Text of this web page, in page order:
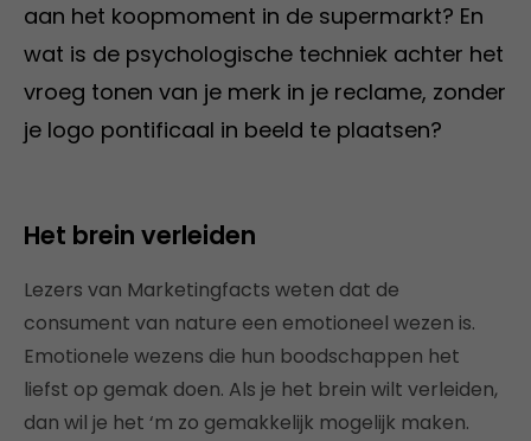
aan het koopmoment in de supermarkt? En
wat is de psychologische techniek achter het
vroeg tonen van je merk in je reclame, zonder
je logo pontificaal in beeld te plaatsen?
Het brein verleiden
Lezers van Marketingfacts weten dat de
consument van nature een emotioneel wezen is.
Emotionele wezens die hun boodschappen het
liefst op gemak doen. Als je het brein wilt verleiden,
dan wil je het ‘m zo gemakkelijk mogelijk maken.